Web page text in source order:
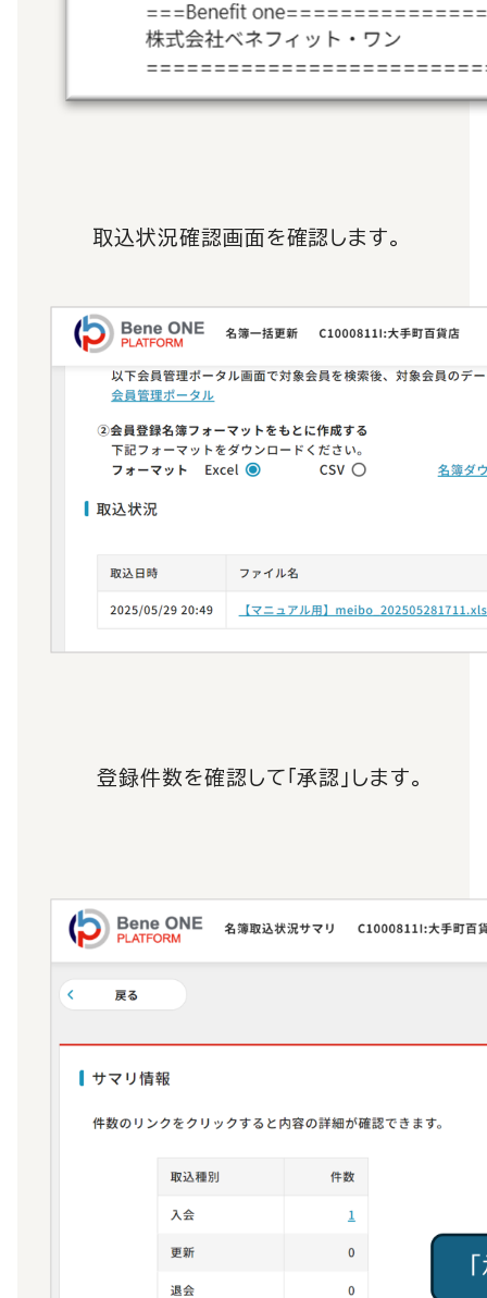
取込状況確認画面を確認します。
登録件数を確認して「承認」します。